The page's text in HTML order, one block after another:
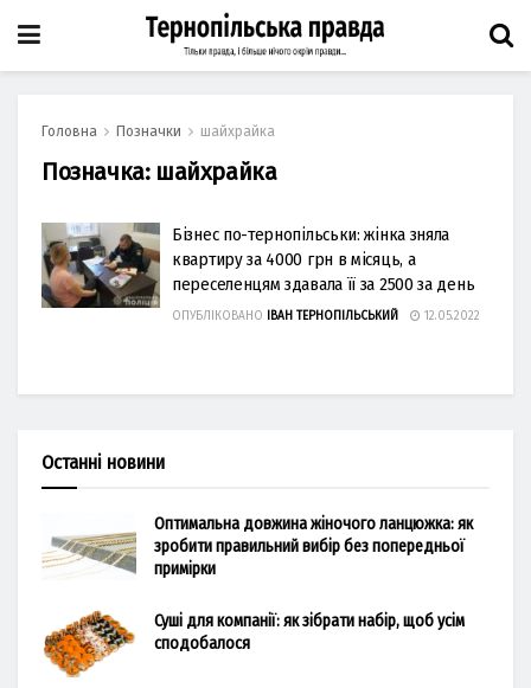
Головна Позначки шайхрайка
Позначка: шайхрайка
Бізнес по-тернопільськи: жінка зняла
квартиру за 4000 грн в місяць, а
переселенцям здавала її за 2500 за день
ОПУБЛІКОВАНО ІВАН ТЕРНОПІЛЬСЬКИЙ 12.05.2022
Останні новини
Оптимальна довжина жіночого ланцюжка: як
зробити правильний вибір без попередньої
примірки
Суші для компанії: як зібрати набір, щоб усім
сподобалося